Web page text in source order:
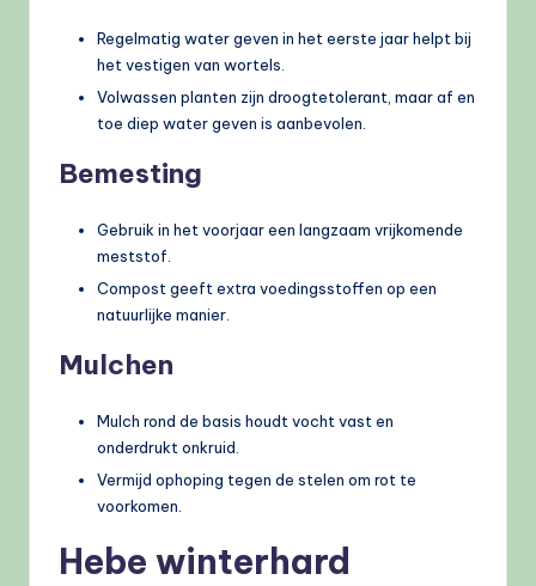
Regelmatig water geven in het eerste jaar helpt bij
het vestigen van wortels.
Volwassen planten zijn droogtetolerant, maar af en
toe diep water geven is aanbevolen.
Bemesting
Gebruik in het voorjaar een langzaam vrijkomende
meststof.
Compost geeft extra voedingsstoffen op een
natuurlijke manier.
Mulchen
Mulch rond de basis houdt vocht vast en
onderdrukt onkruid.
Vermijd ophoping tegen de stelen om rot te
voorkomen.
Hebe winterhard